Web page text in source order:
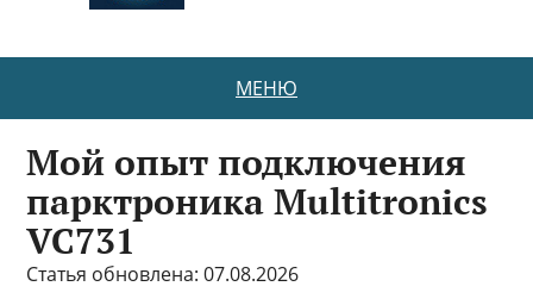
МЕНЮ
Мой опыт подключения
парктроника Multitronics
VC731
Статья обновлена: 07.08.2026